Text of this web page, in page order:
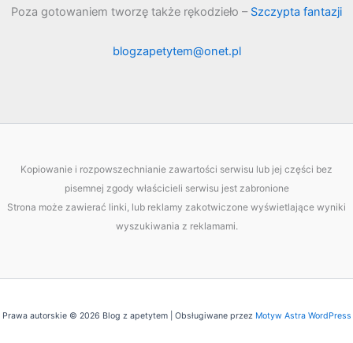
Poza gotowaniem tworzę także rękodzieło –Szczypta fantazji
blogzapetytem@onet.pl
Kopiowanie i rozpowszechnianie zawartości serwisu lub jej części bez
pisemnej zgody właścicieli serwisu jest zabronione
Strona może zawierać linki, lub reklamy zakotwiczone wyświetlające wyniki
wyszukiwania z reklamami.
Prawa autorskie © 2026 Blog z apetytem | Obsługiwane przez Motyw Astra WordPress